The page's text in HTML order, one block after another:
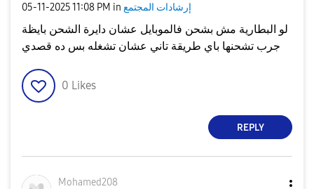
‎05-11-202511:08 PM in إرشادات المجتمع
لو البطارية مش بشحن فالموبايل عشان دايرة الشحن بايظة
جرب تشحنها باي طريقة تاني عشان تشغله بس ده قصدي
0 Likes
REPLY
Mohamed208